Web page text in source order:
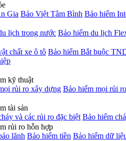
Gia Bảo Việt Tâm Bình Bảo hiểm
lịch trong nước Bảo hiểm du lịch
chất xe ô tô Bảo hiểm Bắt buộc
kỹ thuật
rủi ro xây dựng Bảo hiểm mọi rủi
tài sản
và các rủi ro đặc biệt Bảo hiểm
rủi ro hỗn hợp
lãnh Bảo hiểm tiền Bảo hiểm dữ